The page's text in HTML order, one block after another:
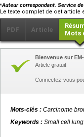
⁎Auteur correspondant. Service
Le texte complet de cet article
PDF Article
Mots
Bienvenue sur
Article gratuit.
Connectez-vous
Mots-clés : Carcinome
Keywords : Small cell